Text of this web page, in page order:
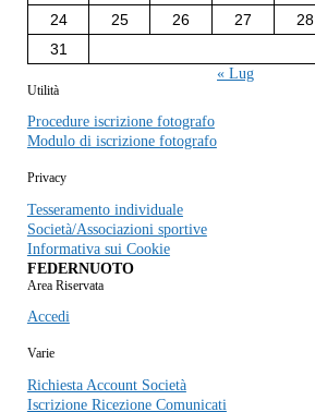
24
25 26 27 28
31
« Lug
Utilità
Procedure iscrizione fotografo
Modulo di iscrizione fotografo
Privacy
Tesseramento individuale
Società/Associazioni sportive
Informativa sui Cookie
FEDERNUOTO
Area Riservata
Accedi
Varie
Richiesta Account Società
Iscrizione Ricezione Comunicati